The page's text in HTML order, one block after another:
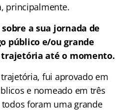
principalmente.
a sua jornada de
público e/ou grande
até o momento.
fui aprovado em
e nomeado em três
foram uma grande